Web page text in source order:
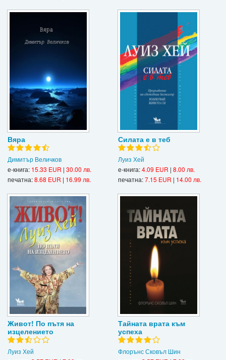
Вяра
Димитър Величков
е-книга: 15.33 EUR | 30.00 лв.
печатна:8.68 EUR | 16.99 лв.
Силата е в теб
Луиз Хей
е-книга:4.09 EUR | 8.00 лв.
печатна:7.15 EUR | 14.00 лв.
Живот! По пътя на
изцелението
Луиз Хей
Тайната врата към
успеха
Флорънс Сковъл Шин